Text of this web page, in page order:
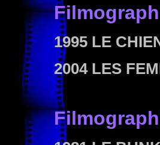
1995 LE
2004 LES